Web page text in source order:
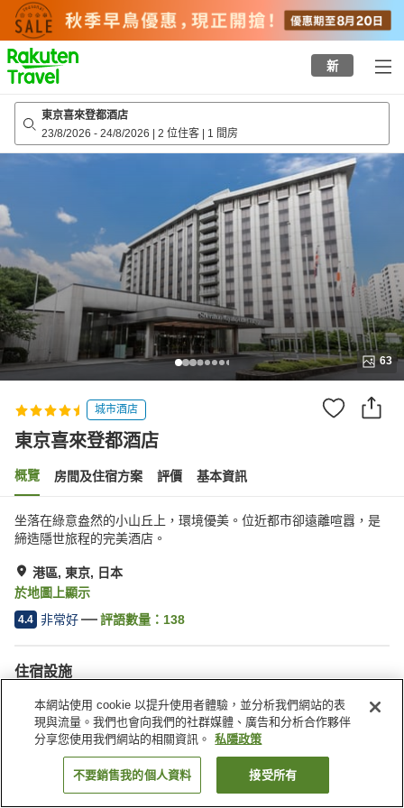
to
top
page
新
東京喜來登都酒店
23/8/2026 - 24/8/2026 | 2 位住客 | 1 間房
63
城市酒店
東京喜來登都酒店
概覽 房間及住宿方案 評價 基本資訊
坐落在綠意盎然的小山丘上，環境優美。位近都市卻遠離喧囂，是
締造隱世旅程的完美酒店。
港區, 東京, 日本
於地圖上顯示
4.4 非常好 評語數量： 138
住宿設施
Wi-Fi
停車場
步行 5 分鐘可到車站
水療/美容院
找客房
本網站使用 cookie 以提升使用者體驗，並分析我們網站的表
現與流量。我們也會向我們的社群媒體、廣告和分析合作夥伴
分享您使用我們網站的相關資訊。
私隱政策
不要銷售我的個人資料 接受所有